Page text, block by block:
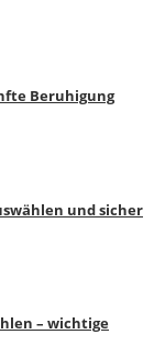
Beruhigung
und sicher
– wichtige